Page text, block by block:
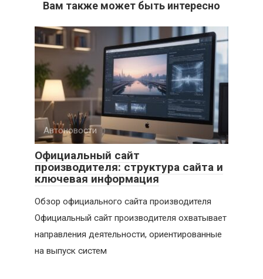
Вам также может быть интересно
Автоновости
Официальный сайт
производителя: структура сайта и
ключевая информация
Обзор официального сайта производителя
Официальный сайт производителя охватывает
направления деятельности, ориентированные
на выпуск систем